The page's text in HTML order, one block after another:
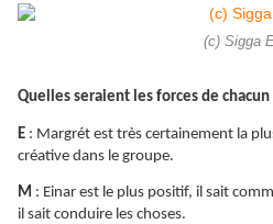
(c) Sigga
Quelles seraient les forces de chacun
E : Margrét est très certainement la
créative dans le groupe.
M : Einar est le plus positif, il sait
il sait conduire les choses.